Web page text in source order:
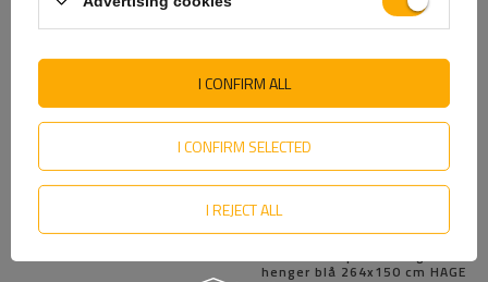
BLÅTT FLAT DEKSEL TIL Rammetrekk H-800
henger blå 264x150 cm HAGE
I CONFIRM SELECTED
I REJECT ALL
I CONFIRM ALL